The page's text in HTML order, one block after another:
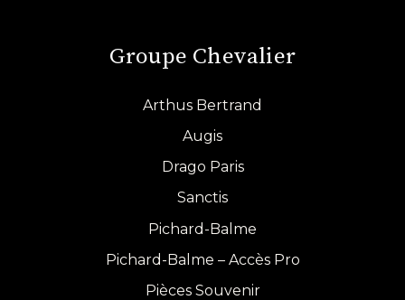
Groupe Chevalier
Arthus Bertrand
Augis
Drago Paris
Sanctis
Pichard-Balme
Pichard-Balme – Accès Pro
Pièces Souvenir